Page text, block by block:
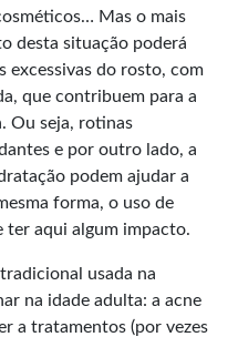
Mas o mais
desta situação poderá
excessivas do rosto, com
que contribuem para a
Ou seja, rotinas
e por outro lado, a
podem ajudar a
forma, o uso de
ter aqui algum impacto.
usada na
na idade adulta: a acne
a tratamentos (por vezes